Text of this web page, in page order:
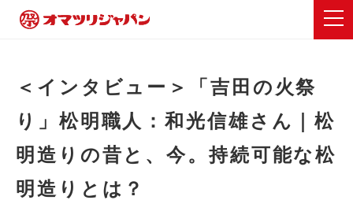
＜インタビュー＞「吉田の火祭
り」松明職人：和光信雄さん｜松
明造りの昔と、今。持続可能な松
明造りとは？